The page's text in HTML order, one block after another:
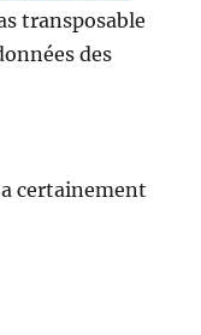
transposable
des
certainement